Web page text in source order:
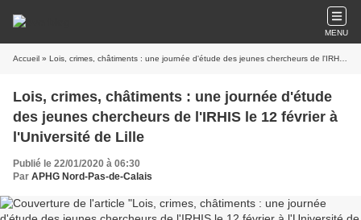
MENU
Accueil » Lois, crimes, châtiments : une journée d'étude des jeunes chercheurs de l'IRHIS le 12 février à l'Université de Lille
Lois, crimes, châtiments : une journée d'étude
des jeunes chercheurs de l'IRHIS le 12 février à
l'Université de Lille
Publié le 22/01/2020 à 06:30
Par APHG Nord-Pas-de-Calais